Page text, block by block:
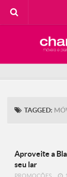
SOBRE A
Faça Você
Meu Lar
TAGGED:
Aproveite a
seu lar